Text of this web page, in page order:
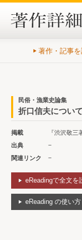
著作・記事
民俗・漁業史論集
折口信夫につい
掲載
『渋沢敬
出典
−
関連リンク
−
eReadingで全文を
eReading の使い方